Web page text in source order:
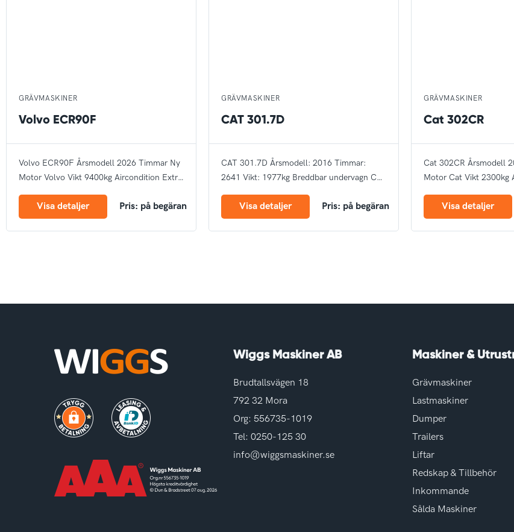
GRÄVMASKINER
Volvo ECR90F
Volvo ECR90F Årsmodell 2026 Timmar Ny
Motor Volvo Vikt 9400kg Aircondition Extra
tankpump Arbetsbelysning
Bandstyrning
RotellaAutogasCE märke
Visa detaljer Pris: på begäran
GRÄVMASKINER
CAT 301.7D
CAT 301.7D Årsmodell: 2016 Timmar:
2641 Vikt: 1977kg Breddbar undervagn CE
Visa detaljer Pris: på begäran
GRÄVMASKINER
Cat 302CR
Cat 302CR Årsmodell
Motor Cat Vikt 2300kg
Visa detaljer
Wiggs Maskiner AB
Brudtallsvägen 18
792 32 Mora
Org: 556735-1019
Tel: 0250-125 30
info@wiggsmaskiner.se
Maskiner &
Grävmaskiner
Lastmaskiner
Dumper
Trailers
Liftar
Redskap & Tillbehör
Inkommande
Sålda Maskiner